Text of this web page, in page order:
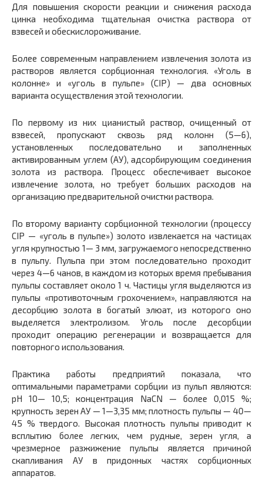
Для повышения скорости реакции и снижения расхода
цинка необходима тщательная очистка раствора от
взвесей и обескислороживание.
Более современным направлением извлечения золота из
растворов является сорбционная технология. «Уголь в
колонне» и «уголь в пульпе» (CIP) — два основных
варианта осуществления этой технологии.
По первому из них цианистый раствор, очищенный от
взвесей, пропускают сквозь ряд колонн (5—6),
установленных последовательно и заполненных
активированным углем (АУ), адсорбирующим соединения
золота из раствора. Процесс обеспечивает высокое
извлечение золота, но требует больших расходов на
организацию предварительной очистки раствора.
По второму варианту сорбционной технологии (процессу
CIP — «уголь в пульпе») золото извлекается на частицах
угля крупностью 1— 3 мм, загружаемого непосредственно
в пульпу. Пульпа при этом последовательно проходит
через 4—6 чанов, в каждом из которых время пребывания
пульпы составляет около 1 ч. Частицы угля выделяются из
пульпы «противоточным грохочением», направляются на
десорбцию золота в богатый элюат, из которого оно
выделяется электролизом. Уголь после десорбции
проходит операцию регенерации и возвращается для
повторного использования.
Практика работы предприятий показала, что
оптимальными параметрами сорбции из пульп являются:
pH 10— 10,5; концентрация NaCN — более 0,015 %;
крупность зерен АУ — 1—3,35 мм; плотность пульпы — 40—
45 % твердого. Высокая плотность пульпы приводит к
всплытию более легких, чем рудные, зерен угля, а
чрезмерное разжижение пульпы является причиной
скапливания АУ в придонных частях сорбционных
аппаратов.